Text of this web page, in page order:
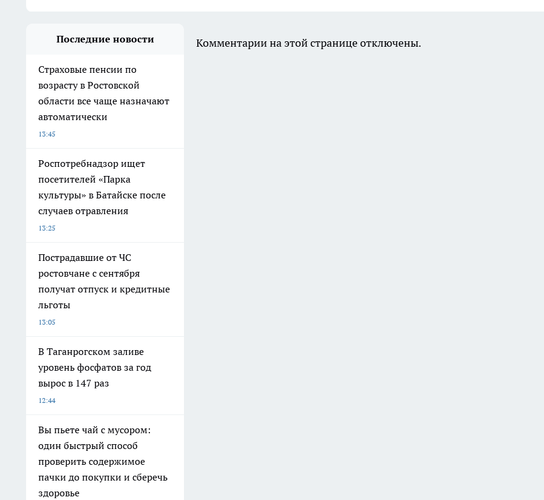
Последние новости
Страховые пенсии по
возрасту в Ростовской
области все чаще назначают
автоматически
13:45
Роспотребнадзор ищет
посетителей «Парка
культуры» в Батайске после
случаев отравления
13:25
Пострадавшие от ЧС
ростовчане с сентября
получат отпуск и кредитные
льготы
13:05
В Таганрогском заливе
уровень фосфатов за год
вырос в 147 раз
12:44
Вы пьете чай с мусором:
один быстрый способ
проверить содержимое
пачки до покупки и сберечь
здоровье
Комментарии на этой странице отключены.